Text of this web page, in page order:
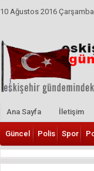
10 Ağustos 2016 Çarşamba
Ana Sayfa İletişim
Güncel Polis Spor